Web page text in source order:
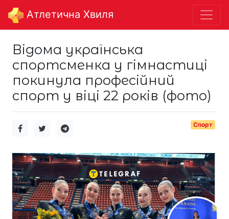
Aтлетична Хвиля
Відома українська
спортсменка у гімнастиці
покинула професійний
спорт у віці 22 років (фото)
Спорт